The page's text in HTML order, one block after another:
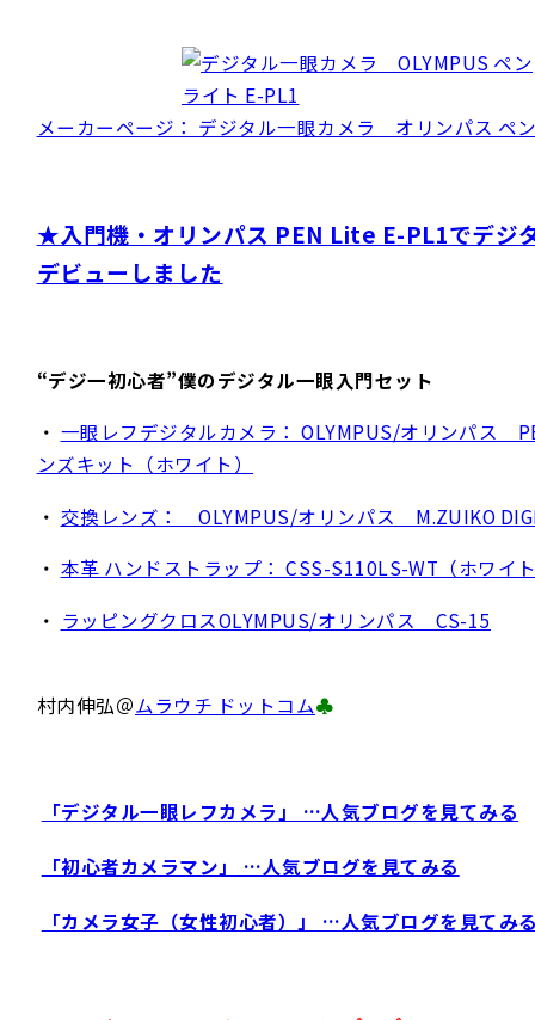
メーカーページ： デジタル一眼カメラ オリンパス ペ
★入門機・オリンパス PEN Lite E-PL1でデジ
デビューしました
“デジ一初心者”僕のデジタル一眼入門セット
・ 一眼レフデジタルカメラ： OLYMPUS/オリンパス
ンズキット（ホワイト）
・ 交換レンズ： OLYMPUS/オリンパス M.ZUIKO
・ 本革 ハンドストラップ： CSS-S110LS-WT（ホワイ
・ ラッピングクロスOLYMPUS/オリンパス CS-15
村内伸弘＠ムラウチ ドットコム♣
「デジタル一眼レフカメラ」 …人気ブログを見てみる
「初心者カメラマン」 …人気ブログを見てみる
「カメラ女子（女性初心者）」 …人気ブログを見てみ